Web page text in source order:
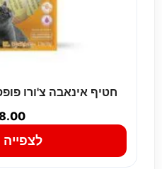
חטיף אינאבה צ'ורו פופס